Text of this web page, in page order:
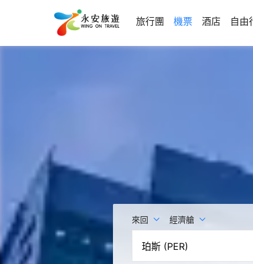
旅行團 機票 酒店 自由
來回 經濟艙